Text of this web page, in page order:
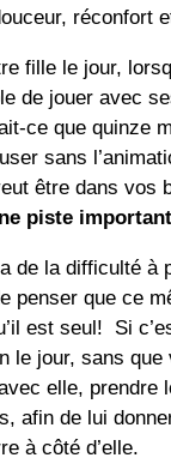
réconfort
fille le jour,
de jouer avec
ce que quinze
sans
être dans vos
piste
de la difficulté à
penser que ce
est seul! Si
jour, sans
elle, prendre
afin de lui
à côté d’elle.